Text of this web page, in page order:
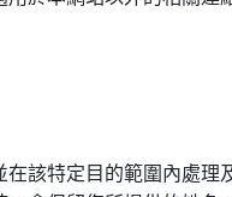
該特定目的範圍內處理